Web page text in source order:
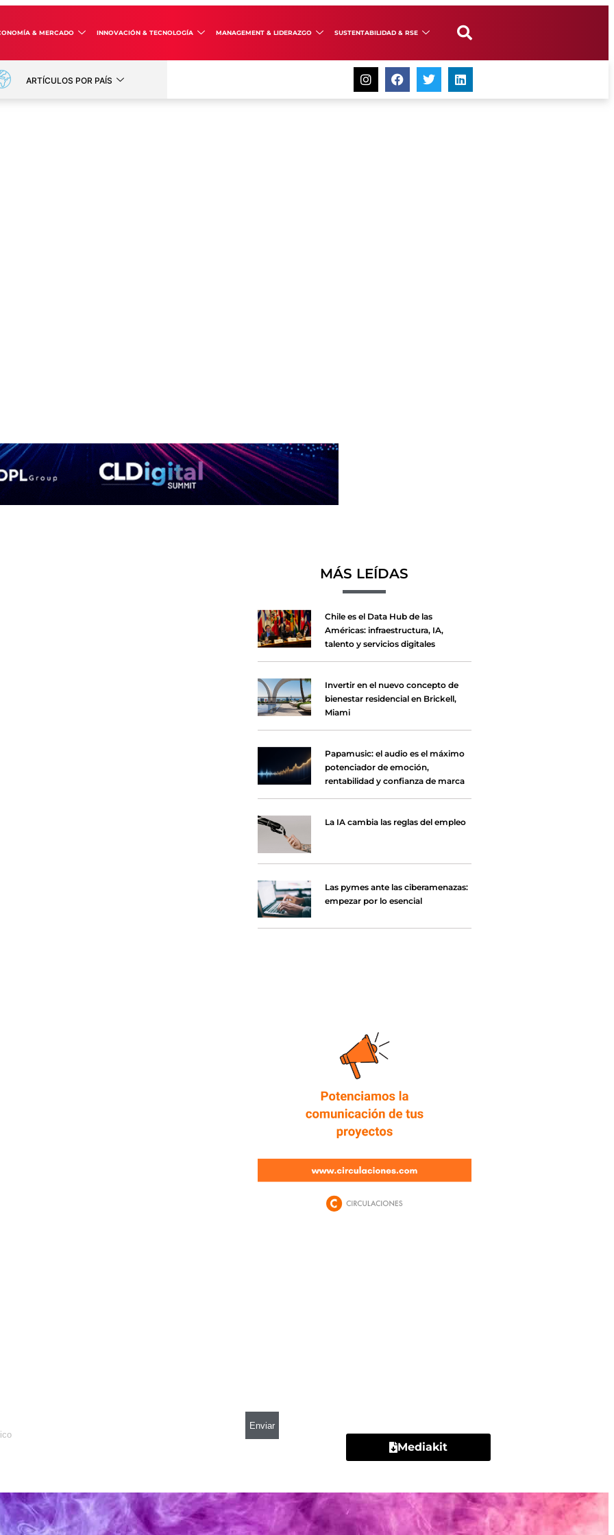
& MERCADO INNOVACIÓN & TECNOLOGÍA MANAGEMENT & LIDERAZGO SUSTENTABILIDAD & RSE
ARTÍCULOS POR PAÍS
MÁS LEÍDAS
Chile es el Data Hub de las
Américas: infraestructura, IA,
talento y servicios digitales
Invertir en el nuevo concepto de
bienestar residencial en Brickell,
Miami
Papamusic: el audio es el máximo
potenciador de emoción,
rentabilidad y confianza de marca
La IA cambia las reglas del empleo
Las pymes ante las ciberamenazas:
empezar por lo esencial
Mediakit